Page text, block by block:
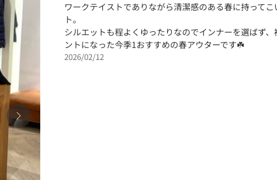
ワークテイストでありながら清潔感のある春に持って
ト。
シルエットも程よくゆったりなのでインナーを選ばず
ントになった今季1おすすめの春アウターです☘️
2026/02/12